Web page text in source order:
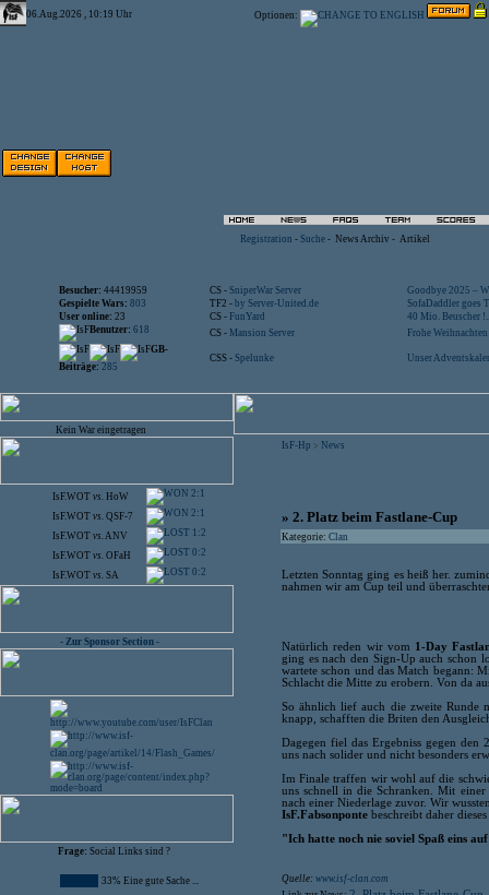
06.Aug.2026 , 10:19 Uhr Optionen:
Registration - Suche - News Archiv - Artikel
Besucher: 44419959 CS - SniperWar Server
Goodbye 2025 –
Gespielte Wars: 803 TF2 - by Server-United.de
SofaDaddler goes
User online: 23 CS - FunYard
40 Mio. Beuscher
Benutzer: 618 CS - Mansion Server
Frohe
GB-
Beiträge: 285
CSS - Spelunke Unser
Kein War eingetragen
IsF.WOT vs. HoW 2:1
IsF.WOT vs. QSF-7 2:1
IsF.WOT vs.ANV 1:2
IsF.WOT vs. OFaH 0:2
IsF.WOT vs. SA 0:2
- Zur Sponsor Section -
Frage: Social Links sind ?
33% Eine gute Sache ...
IsF-Hp > News
» 2. Platz beim Fastlane-Cup
Kategorie: Clan
Letzten Sonntag ging es heiß her.
nahmen wir am Cup teil und
Natürlich reden wir vom 1-Day
ging es nach den Sign-Up auch schon
wartete schon und das Match begann:
Schlacht die Mitte zu erobern. Von da
So ähnlich lief auch die zweite Runde
knapp, schafften die Briten den
Dagegen fiel das Ergebniss gegen
uns nach solider und nicht besonders
Im Finale traffen wir wohl auf die
uns schnell in die Schranken. Mit
nach einer Niederlage zuvor. Wir
IsF.Fabsonponte beschreibt daher
"Ich hatte noch nie soviel Spaß eins
Quelle: www.isf-clan.com